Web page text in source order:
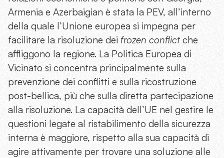
Armenia e Azerbaigian è stata la PEV, all’interno
della quale l’Unione europea si impegna per
facilitare la risoluzione dei frozen conflict che
affliggono la regione. La Politica Europea di
Vicinato si concentra principalmente sulla
prevenzione dei conflitti e sulla ricostruzione
post-bellica, più che sulla diretta partecipazione
alla risoluzione. La capacità dell’UE nel gestire le
questioni legate al ristabilimento della sicurezza
interna è maggiore, rispetto alla sua capacità di
agire attivamente per trovare una soluzione alle